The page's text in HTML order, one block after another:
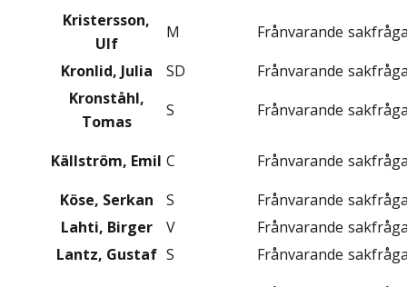
Kristersson,
Ulf
M Frånvarande
Kronlid, Julia
SD Frånvarande
Kronståhl,
Tomas
S Frånvarande
Källström, Emil C Frånvarande
Köse, Serkan
S Frånvarande
Lahti, Birger
V Frånvarande
Lantz, Gustaf S Frånvarande